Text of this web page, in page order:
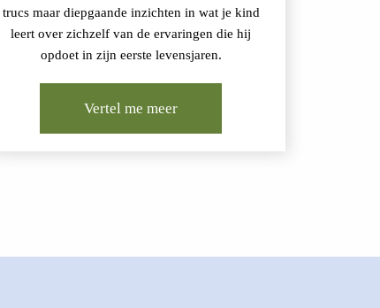
trucs maar diepgaande inzichten in wat je kind
leert over zichzelf van de ervaringen die hij
opdoet in zijn eerste levensjaren.
Vertel me meer